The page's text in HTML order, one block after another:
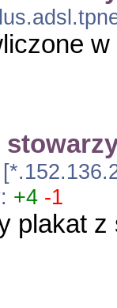
w
+4 -1
plakat z